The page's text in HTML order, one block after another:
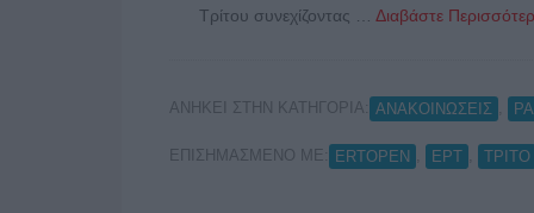
Τρίτου συνεχίζοντας … Διαβάστε
ΑΝΗΚΕΙ ΣΤΗΝ ΚΑΤΗΓΟΡΙΑ: ΑΝΑΚΟΙΝΩΣΕΙΣ
ΕΠΙΣΗΜΑΣΜΕΝΟ ΜΕ: ERTOPEN ΕΡΤ ΤΡΙΤΟ